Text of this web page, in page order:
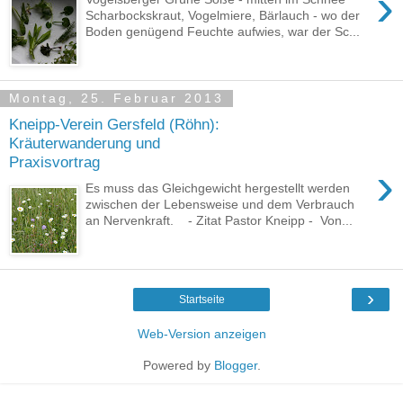
Scharbockskraut, Vogelmiere, Bärlauch - wo der
Boden genügend Feuchte aufwies, war der Sc...
Montag, 25. Februar 2013
Kneipp-Verein Gersfeld (Röhn):
Kräuterwanderung und
Praxisvortrag
›
Es muss das Gleichgewicht hergestellt werden
zwischen der Lebensweise und dem Verbrauch
an Nervenkraft. - Zitat Pastor Kneipp - Von...
›
Startseite
Web-Version anzeigen
Powered by Blogger.